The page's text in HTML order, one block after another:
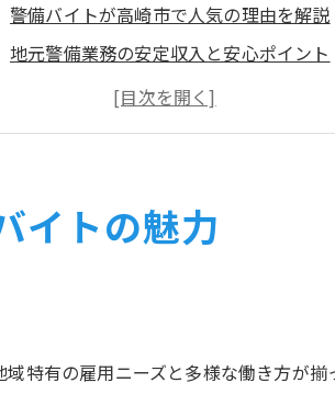
警備バイトが高崎市で人気の理由を解説
地元警備業務の安定収入と安心ポイント
未経験でも始めやすい警備バイトの特徴
警備バイトで地域社会に貢献できる魅力
験から安心して挑戦できる警備のお仕事
警備未経験者が安心できるサポート体制
警備バイトの研修制度で不安を解消する
イトの魅力
特有の雇用ニーズと多様な働き方が